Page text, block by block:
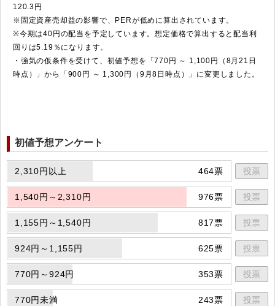
120.3円
※固定資産売却益の影響で、PERが低めに算出されています。
※今期は40円の配当を予定しています。想定価格で算出すると配当利
回りは5.19％になります。
・強気の仮条件を受けて、初値予想を「770円 ～ 1,100円（8月21日
時点）」から「900円 ～ 1,300円（9月8日時点）」に変更しました。
初値予想アンケート
2,310円以上 464票 投票
1,540円～2,310円 976票 投票
1,155円～1,540円 817票 投票
924円～1,155円 625票 投票
770円～924円 353票 投票
770円未満 243票 投票